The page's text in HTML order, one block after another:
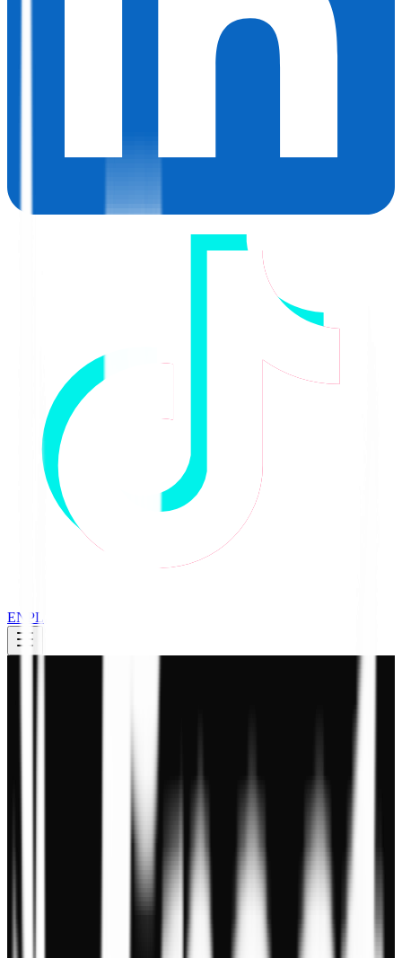
EN PL